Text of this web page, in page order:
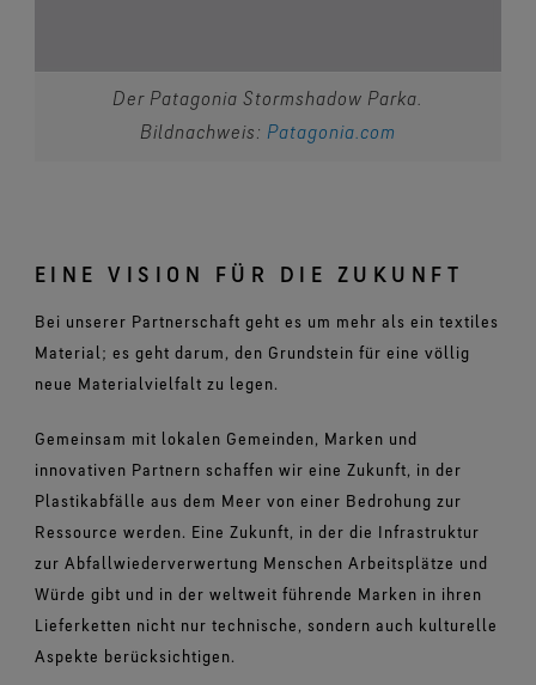
Der Patagonia Stormshadow Parka.
Bildnachweis: Patagonia.com
EINE VISION FÜR DIE ZUKUNFT
Bei unserer Partnerschaft geht es um mehr als ein textiles
Material; es geht darum, den Grundstein für eine völlig
neue Materialvielfalt zu legen.
Gemeinsam mit lokalen Gemeinden, Marken und
innovativen Partnern schaffen wir eine Zukunft, in der
Plastikabfälle aus dem Meer von einer Bedrohung zur
Ressource werden. Eine Zukunft, in der die Infrastruktur
zur Abfallwiederverwertung Menschen Arbeitsplätze und
Würde gibt und in der weltweit führende Marken in ihren
Lieferketten nicht nur technische, sondern auch kulturelle
Aspekte berücksichtigen.